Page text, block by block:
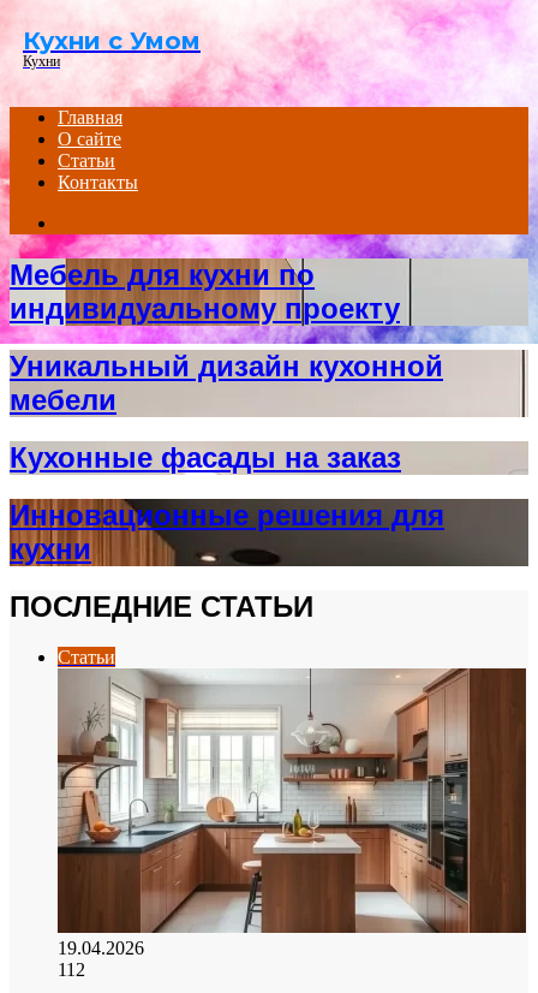
Кухни с Умом
Кухни
Главная
О сайте
Статьи
Контакты
for
Мебель для кухни по
индивидуальному проекту
Уникальный дизайн кухонной
мебели
Кухонные фасады на заказ
Инновационные решения для
кухни
ПОСЛЕДНИЕ СТАТЬИ
Статьи
19.04.2026
112